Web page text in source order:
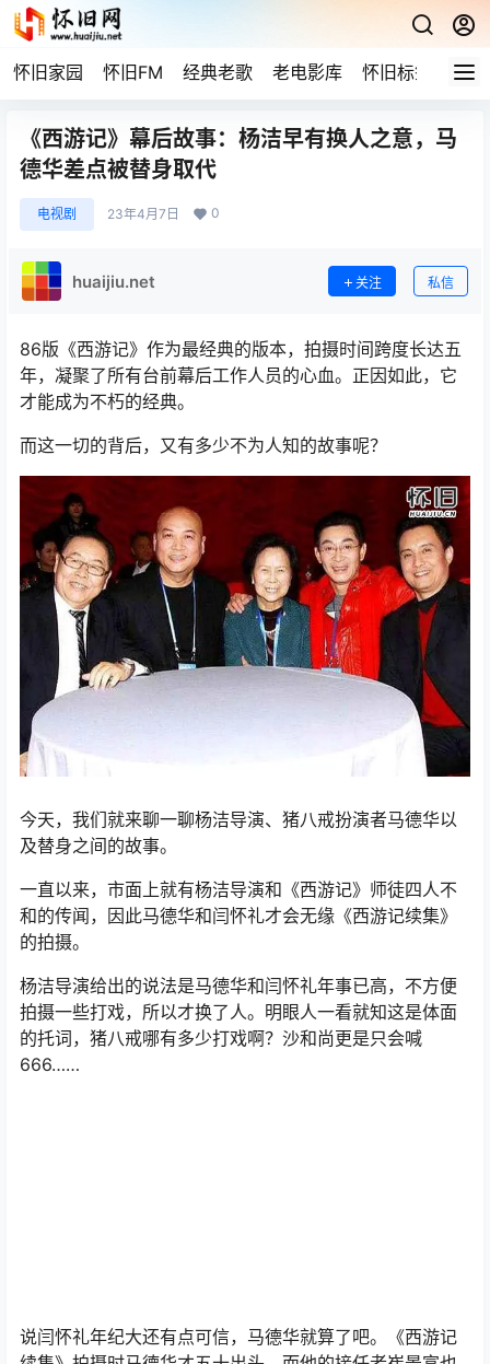
怀旧家园 怀旧FM 经典老歌 老电影库 怀旧标签 网
《西游记》幕后故事：杨洁早有换人之意，马
德华差点被替身取代
电视剧 23年4月7日 0
huaijiu.net 关注 私信
86版《西游记》作为最经典的版本，拍摄时间跨度长达五
年，凝聚了所有台前幕后工作人员的心血。正因如此，它
才能成为不朽的经典。
而这一切的背后，又有多少不为人知的故事呢？
今天，我们就来聊一聊杨洁导演、猪八戒扮演者马德华以
及替身之间的故事。
一直以来，市面上就有杨洁导演和《西游记》师徒四人不
和的传闻，因此马德华和闫怀礼才会无缘《西游记续集》
的拍摄。
杨洁导演给出的说法是马德华和闫怀礼年事已高，不方便
拍摄一些打戏，所以才换了人。明眼人一看就知这是体面
的托词，猪八戒哪有多少打戏啊？沙和尚更是只会喊
666……